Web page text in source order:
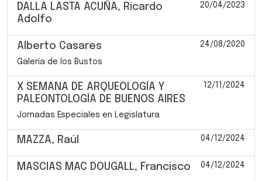
DALLA LASTA ACUÑA, Ricardo
Adolfo
20/04/2023
Alberto Casares 24/08/2020
Galería de los Bustos
X SEMANA DE ARQUEOLOGÍA Y
PALEONTOLOGÍA DE BUENOS AIRES
12/11/2024
Jornadas Especiales en Legislatura
MAZZA, Raúl 04/12/2024
MASCIAS MAC DOUGALL, Francisco 04/12/2024